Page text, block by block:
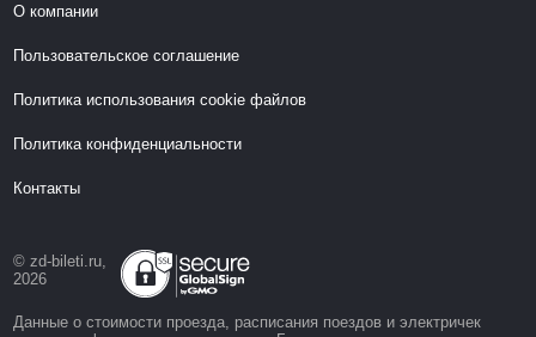
О компании
Пользовательское соглашение
Политика использования cookie файлов
Политика конфиденциальности
Контакты
© zd-bileti.ru,
2026
Данные о стоимости проезда, расписания поездов и электричек